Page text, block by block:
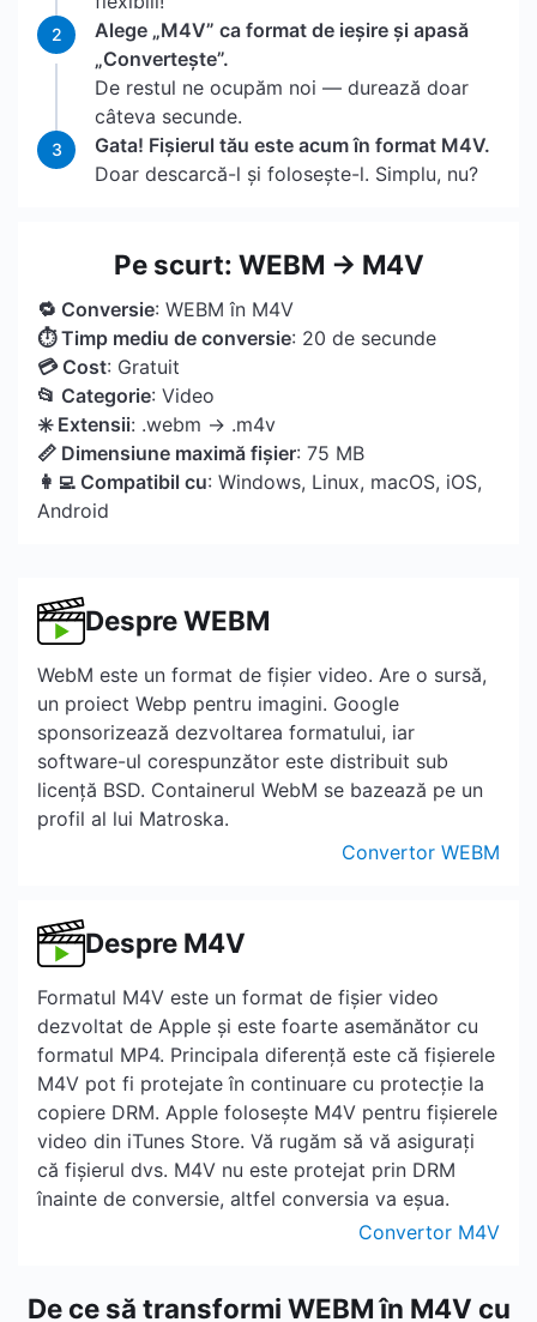
2
Alege „M4V” ca format de ieșire și apasă
„Convertește”.
De restul ne ocupăm noi — durează doar
câteva secunde.
3
Gata! Fișierul tău este acum în format M4V.
Doar descarcă-l și folosește-l. Simplu, nu?
Pe scurt: WEBM → M4V
🔁 Conversie: WEBM în M4V
⏱ Timp mediu de conversie: 20 de secunde
💳 Cost: Gratuit
📂 Categorie: Video
✳️ Extensii: .webm → .m4v
📏 Dimensiune maximă fișier: 75 MB
👩‍💻 Compatibil cu: Windows, Linux, macOS, iOS,
Android
Despre WEBM
WebM este un format de fișier video. Are o sursă,
un proiect Webp pentru imagini. Google
sponsorizează dezvoltarea formatului, iar
software-ul corespunzător este distribuit sub
licență BSD. Containerul WebM se bazează pe un
profil al lui Matroska.
Convertor WEBM
Despre M4V
Formatul M4V este un format de fișier video
dezvoltat de Apple și este foarte asemănător cu
formatul MP4. Principala diferență este că fișierele
M4V pot fi protejate în continuare cu protecție la
copiere DRM. Apple folosește M4V pentru fișierele
video din iTunes Store. Vă rugăm să vă asigurați
că fișierul dvs. M4V nu este protejat prin DRM
înainte de conversie, altfel conversia va eșua.
Convertor M4V
De ce să transformi WEBM în M4V cu